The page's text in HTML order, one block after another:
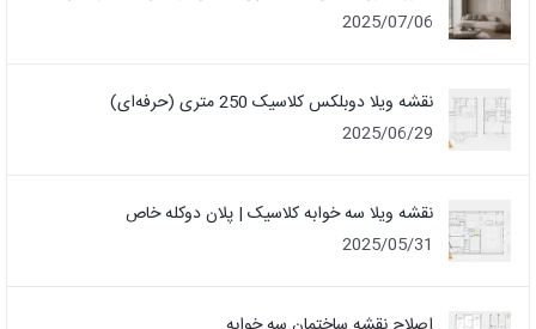
2025/07/06
نقشه ویلا دوبلکس کلاسیک 250 متری (حرفه‌ای)
2025/06/29
نقشه ویلا سه خوابه کلاسیک | پلان دوکله خاص
2025/05/31